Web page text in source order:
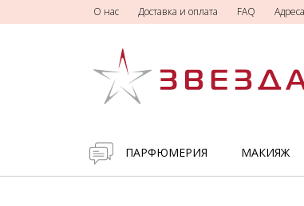
О нас Доставка и оплата FAQ
ПАРФЮМЕРИЯ МАКИЯЖ